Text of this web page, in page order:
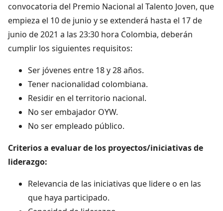
convocatoria del Premio Nacional al Talento Joven, que
empieza el 10 de junio y se extenderá hasta el 17 de
junio de 2021 a las 23:30 hora Colombia, deberán
cumplir los siguientes requisitos:
Ser jóvenes entre 18 y 28 años.
Tener nacionalidad colombiana.
Residir en el territorio nacional.
No ser embajador OYW.
No ser empleado público.
Criterios a evaluar de los proyectos/iniciativas de
liderazgo:
Relevancia de las iniciativas que lidere o en las
que haya participado.